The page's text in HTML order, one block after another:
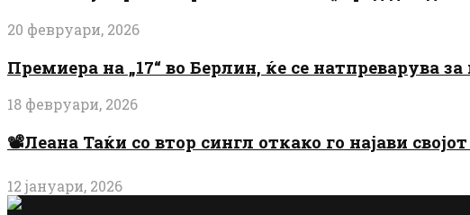
20 февруари, 2026
Премиера на „17“ во Берлин, ќе се натпреварува
18 февруари, 2026
📽️Леана Таќи со втор сингл откако го најави
12 јануари, 2026